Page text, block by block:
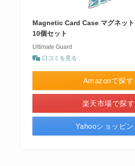
Magnetic Card Case マグネッ
10個セット
Ultimate Guard
口コミを見る
Amazonで探す
楽天市場で探す
Yahooショッピ